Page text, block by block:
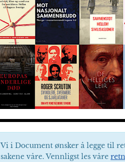
Vi i Document ønsker å legge til
sakene våre. Vennligst les våre